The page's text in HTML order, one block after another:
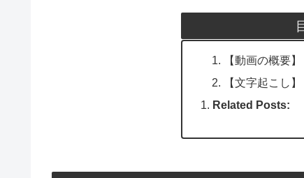
【動画の概要】
【文字起こし】
Related Posts: